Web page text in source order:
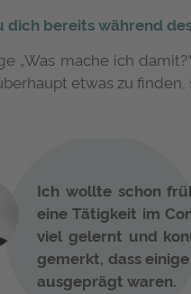
dich bereits während
„Was mache ich
etwas zu
Ich wollte schon
eine Tätigkeit im
viel gelernt und
gemerkt, dass
ausgeprägt waren.